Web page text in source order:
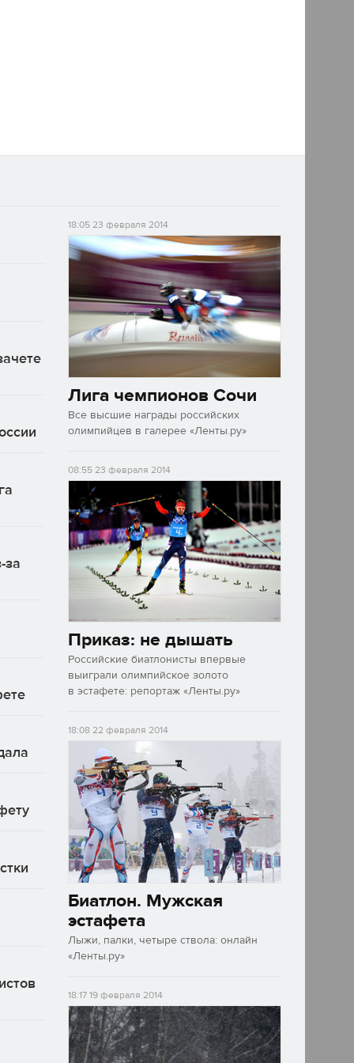
за
18:0523 февраля 2014
Лига чемпионов Сочи
Все высшие награды российских
олимпийцев в галерее «Ленты.ру»
08:5523 февраля 2014
Приказ: не дышать
Российские биатлонисты впервые
выиграли олимпийское золото
в эстафете: репортаж «Ленты.ру»
18:08 22 февраля 2014
Биатлон. Мужская
эстафета
Лыжи, палки, четыре ствола: онлайн
«Ленты.ру»
18:1719 февраля 2014